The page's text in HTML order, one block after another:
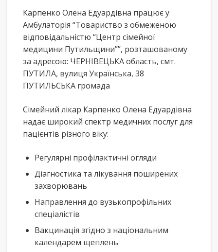
Карпенко Олена Едуардівна працює у
Амбулаторія “Товариство з обмеженою
відповідальністю “Центр сімейної
медицини Путильщини””, розташованому
за адресою: ЧЕРНІВЕЦЬКА область, смт.
ПУТИЛА, вулиця Українська, 38
ПУТИЛЬСЬКА громада
Сімейний лікар Карпенко Олена Едуардівна
надає широкий спектр медичних послуг для
пацієнтів різного віку:
Регулярні профілактичні огляди
Діагностика та лікування поширених
захворювань
Направлення до вузькопрофільних
спеціалістів
Вакцинація згідно з національним
календарем щеплень